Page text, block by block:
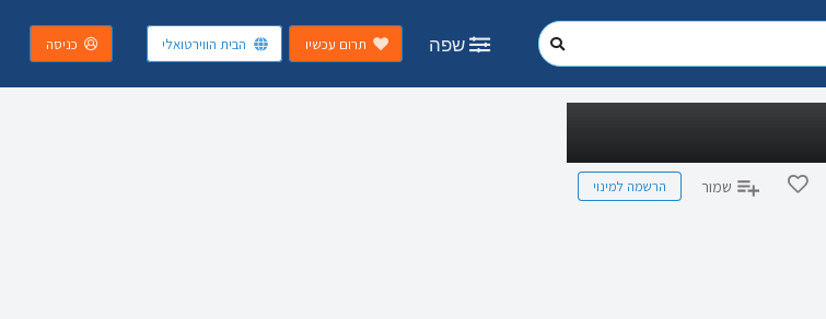
שפה תרום עכשיו הבית הווירטואלי כניסה
שמור הרשמה למינוי